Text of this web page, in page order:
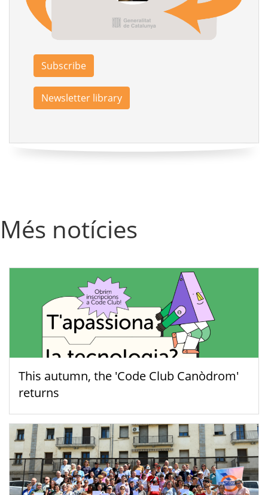
Subscribe
Newsletter library
Més notícies
This autumn, the 'Code Club Canòdrom'
returns